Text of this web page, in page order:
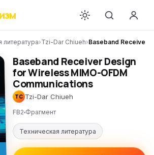
изм
литература›Tzi-Dar Chiueh›Baseband Receiver
Baseband Receiver Design
for Wireless MIMO-OFDM
Communications
TC Tzi-Dar Chiueh
FB2 Фрагмент
Техническая литература